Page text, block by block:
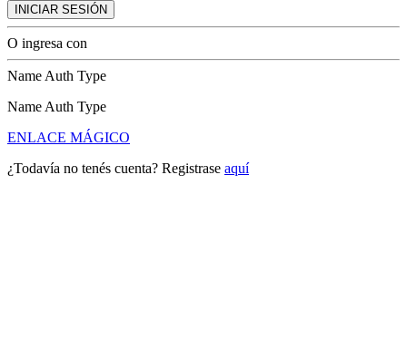
O ingresa con
Name Auth Type
Name Auth Type
ENLACE MÁGICO
¿Todavía no tenés cuenta? Registrase aquí